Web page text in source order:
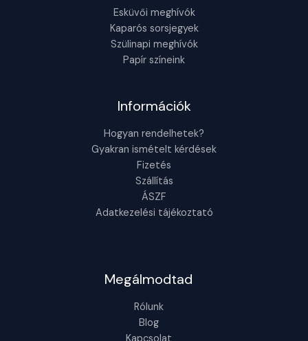
Esküvői meghívók
Kaparós sorsjegyek
Szülinapi meghívók
Papír színeink
Információk
Hogyan rendelhetek?
Gyakran ismételt kérdések
Fizetés
Szállítás
ÁSZF
Adatkezelési tájékoztató
Megálmodtad
Rólunk
Blog
Kapcsolat